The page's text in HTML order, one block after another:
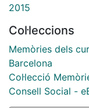
2015
Col·leccions
Memòries dels
Barcelona
Col·lecció
Consell Social -